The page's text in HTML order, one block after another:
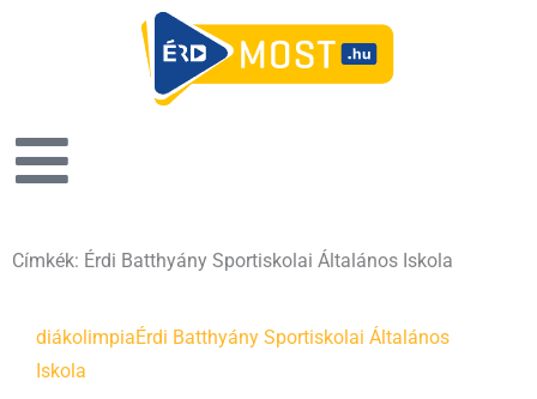
Címkék: Érdi Batthyány Sportiskolai Általános Iskola
diákolimpiaÉrdi Batthyány Sportiskolai Általános
Iskola